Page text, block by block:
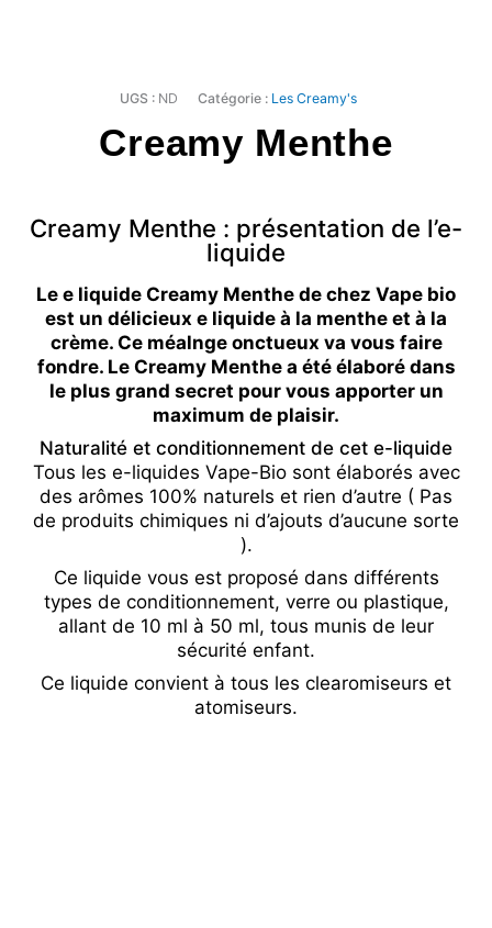
UGS : ND Catégorie : Les Creamy's
Creamy Menthe
Creamy Menthe : présentation de l’e-
liquide
Le e liquide Creamy Menthe de chez Vape bio
est un délicieux e liquide à la menthe et à la
crème. Ce méalnge onctueux va vous faire
fondre. Le Creamy Menthe a été élaboré dans
le plus grand secret pour vous apporter un
maximum de plaisir.
Naturalité et conditionnement de cet e-liquide
Tous les e-liquides Vape-Bio sont élaborés avec
des arômes 100% naturels et rien d’autre ( Pas
de produits chimiques ni d’ajouts d’aucune sorte
).
Ce liquide vous est proposé dans différents
types de conditionnement, verre ou plastique,
allant de 10 ml à 50 ml, tous munis de leur
sécurité enfant.
Ce liquide convient à tous les clearomiseurs et
atomiseurs.